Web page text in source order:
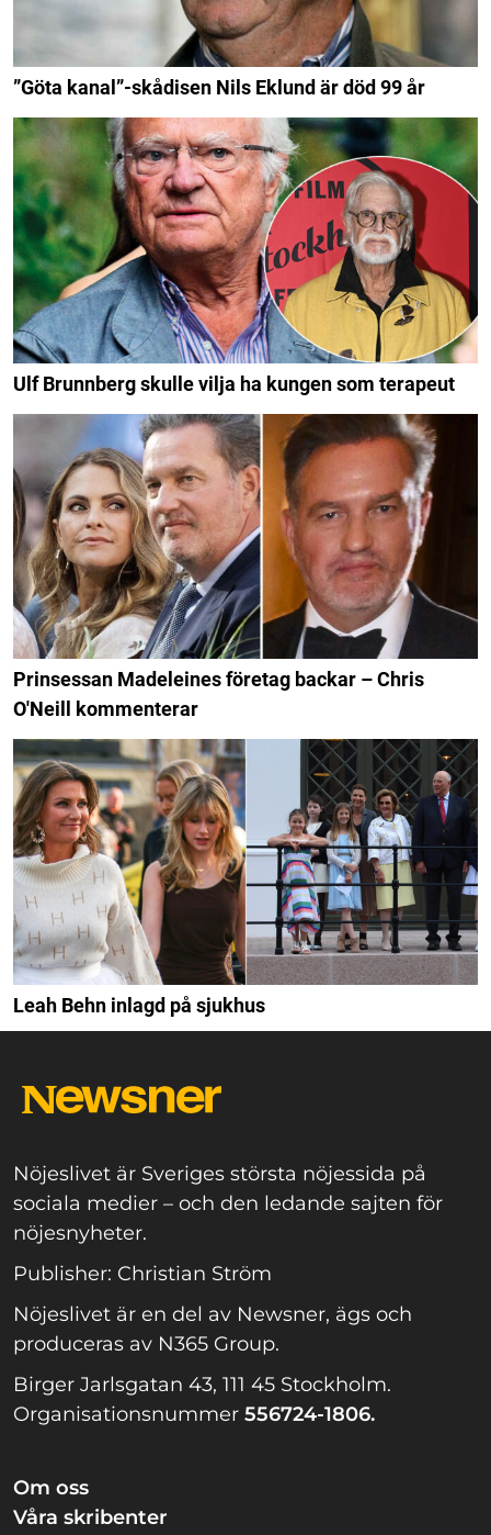
”Göta kanal”-skådisen Nils Eklund är död 99 år
Ulf Brunnberg skulle vilja ha kungen som terapeut
Prinsessan Madeleines företag backar – Chris
O'Neill kommenterar
Leah Behn inlagd på sjukhus
Nöjeslivet är Sveriges största nöjessida på
sociala medier – och den ledande sajten för
nöjesnyheter.
Publisher: Christian Ström
Nöjeslivet är en del av Newsner, ägs och
produceras av N365 Group.
Birger Jarlsgatan 43, 111 45 Stockholm.
Organisationsnummer 556724-1806.
Om oss
Våra skribenter